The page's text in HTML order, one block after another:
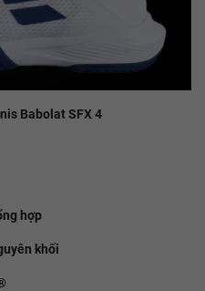
Babolat SFX 4
hợp​
khối​